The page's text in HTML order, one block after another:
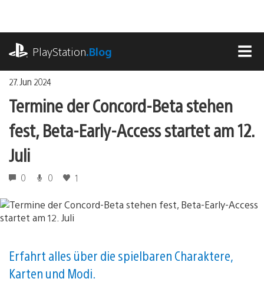
springen
PlayStation.Blog
27. Jun 2024
Termine der Concord-Beta stehen
fest, Beta-Early-Access startet am 12.
Juli
0 0 1
Erfahrt alles über die spielbaren Charaktere,
Karten und Modi.